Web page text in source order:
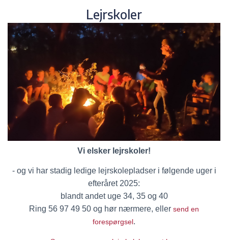
Lejrskoler
Vi elsker lejrskoler!
- og vi har stadig ledige lejrskolepladser i følgende uger i
efteråret 2025:
blandt andet uge 34, 35 og 40
Ring 56 97 49 50 og hør nærmere, eller send en
forespørgsel.